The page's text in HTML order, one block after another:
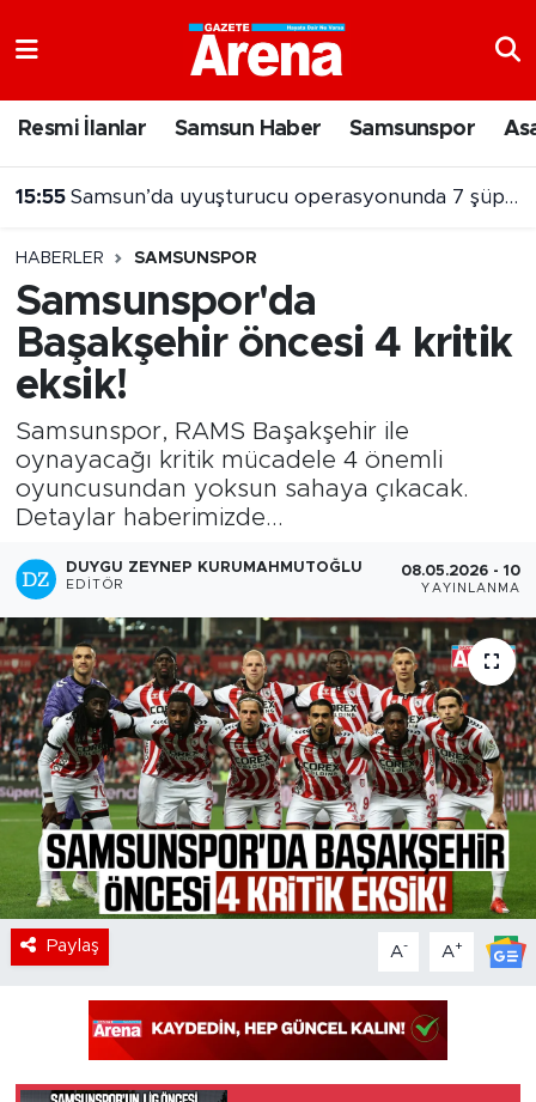
Resmi İlanlar Samsun Haber Samsunspor
15:55 Samsun’da uyuşturucu operasyonunda 7 şüpheli cezaevine gönderildi
HABERLER SAMSUNSPOR
Samsunspor'da
Başakşehir öncesi 4 kritik
eksik!
Samsunspor, RAMS Başakşehir ile
oynayacağı kritik mücadele 4 önemli
oyuncusundan yoksun sahaya çıkacak.
Detaylar haberimizde...
DUYGU ZEYNEP KURUMAHMUTOĞLU
EDITÖR
08.05.2026 -
YAYINLANMA
Paylaş A- A+
Samsun Namaz Vakitleri
Süper Lig Puan Durumu ve Fikstür
Tüm Manşetler
Son Dakika Haberleri
Haber Arşivi